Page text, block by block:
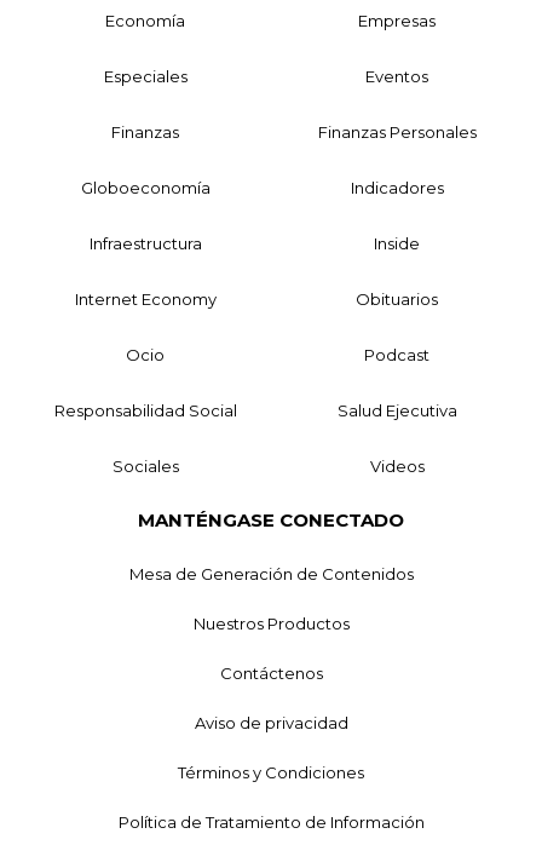
Economía Empresas
Especiales Eventos
Finanzas Finanzas Personales
Globoeconomía Indicadores
Infraestructura Inside
Internet Economy Obituarios
Ocio Podcast
Responsabilidad Social Salud Ejecutiva
Sociales Videos
MANTÉNGASE CONECTADO
Mesa de Generación de Contenidos
Nuestros Productos
Contáctenos
Aviso de privacidad
Términos y Condiciones
Política de Tratamiento de Información